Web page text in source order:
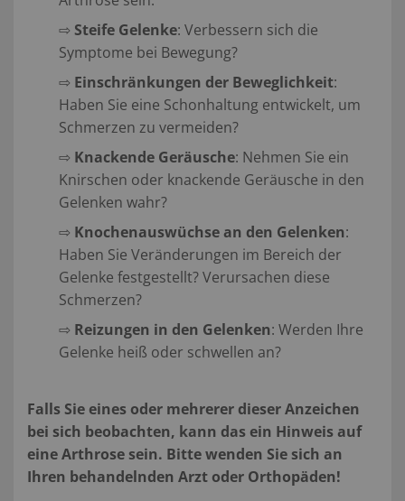
⇨ Steife Gelenke: Verbessern sich die
Symptome bei Bewegung?
⇨ Einschränkungen der Beweglichkeit:
Haben Sie eine Schonhaltung entwickelt, um
Schmerzen zu vermeiden?
⇨ Knackende Geräusche: Nehmen Sie ein
Knirschen oder knackende Geräusche in den
Gelenken wahr?
⇨ Knochenauswüchse an den Gelenken:
Haben Sie Veränderungen im Bereich der
Gelenke festgestellt? Verursachen diese
Schmerzen?
⇨ Reizungen in den Gelenken: Werden Ihre
Gelenke heiß oder schwellen an?
Falls Sie eines oder mehrerer dieser Anzeichen
bei sich beobachten, kann das ein Hinweis auf
eine Arthrose sein. Bitte wenden Sie sich an
Ihren behandelnden Arzt oder Orthopäden!